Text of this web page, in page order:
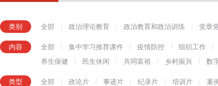
类别 全部 政治理论教育 政治教育和政治训练 党章
内容 全部 集中学习推荐课件 疫情防控
组织工作
养生保健
民生休闲 共同富裕 乡村振兴 数
类型 全部 政论片 事迹片 纪录片 培训片 案